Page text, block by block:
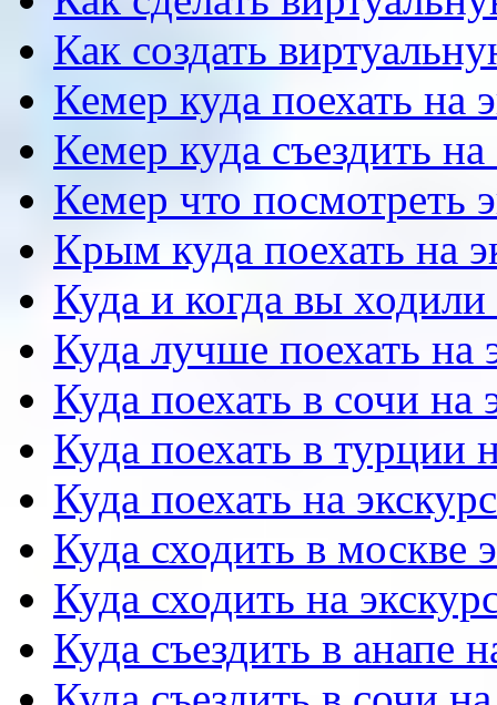
Как создать
Кемер куда поехать на
Кемер куда съездить
Кемер что посмотреть
Крым куда поехать на
Куда и когда вы
Куда лучше поехать на
Куда поехать в сочи на
Куда поехать в турции
Куда поехать на
Куда сходить в москве
Куда сходить на
Куда съездить в анапе